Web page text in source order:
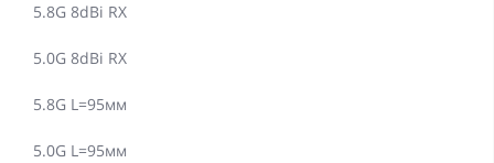
5.8G 8dBi RX
5.0G 8dBi RX
5.8G L=95мм
5.0G L=95мм